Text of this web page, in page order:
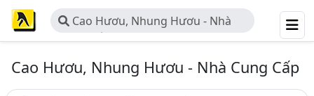
Cao Hươu, Nhung Hươu - Nhà
Cung Cấp
Cao Hươu, Nhung Hươu - Nhà Cung Cấp